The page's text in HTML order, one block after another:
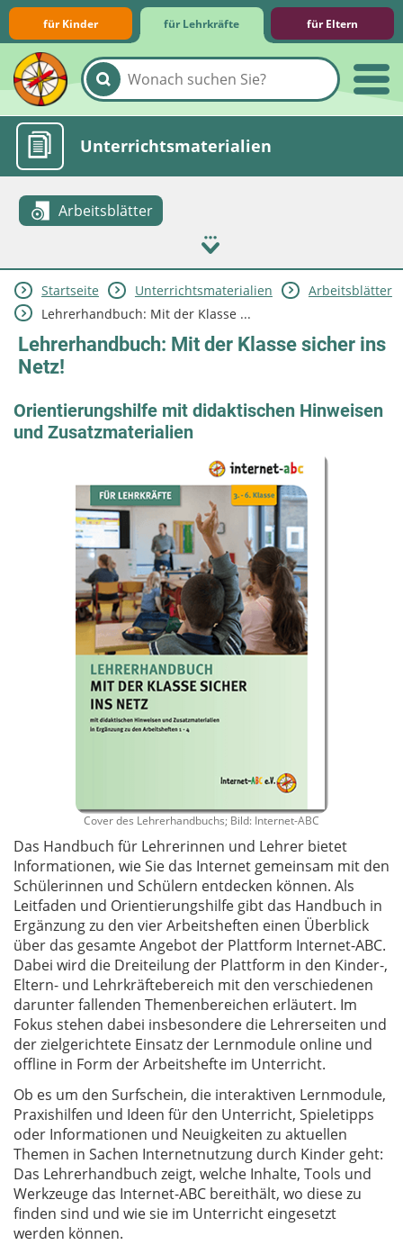
für Kinder für Lehrkräfte für Eltern
Lernmodule
Unterrichts­materialien
Arbeitsblätter
Internet-ABC-Schule
Praxishilfen
Aktuelles
Startseite Unterrichts­materialien
Arbeitsblätter
Lehrerhandbuch: Mit der Klasse ...
Lehrerhandbuch: Mit der Klasse sicher ins
Netz!
Orientierungshilfe mit didaktischen Hinweisen
und Zusatzmaterialien
Cover des Lehrerhandbuchs; Bild: Internet-ABC
Das Handbuch für Lehrerinnen und Lehrer bietet
Informationen, wie Sie das Internet gemeinsam mit den
Schülerinnen und Schülern entdecken können. Als
Leitfaden und Orientierungshilfe gibt das Handbuch in
Ergänzung zu den vier Arbeitsheften einen Überblick
über das gesamte Angebot der Plattform Internet-ABC.
Dabei wird die Dreiteilung der Plattform in den Kinder-,
Eltern- und Lehrkräftebereich mit den verschiedenen
darunter fallenden Themenbereichen erläutert. Im
Fokus stehen dabei insbesondere die Lehrerseiten und
der zielgerichtete Einsatz der Lernmodule online und
offline in Form der Arbeitshefte im Unterricht.
Ob es um den Surfschein, die interaktiven Lernmodule,
Praxishilfen und Ideen für den Unterricht, Spieletipps
oder Informationen und Neuigkeiten zu aktuellen
Themen in Sachen Internetnutzung durch Kinder geht:
Das Lehrerhandbuch zeigt, welche Inhalte, Tools und
Werkzeuge das Internet-ABC bereithält, wo diese zu
finden sind und wie sie im Unterricht eingesetzt
werden können.